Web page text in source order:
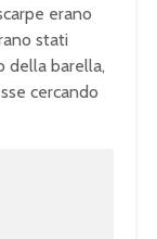
erano
stati
della barella,
cercando